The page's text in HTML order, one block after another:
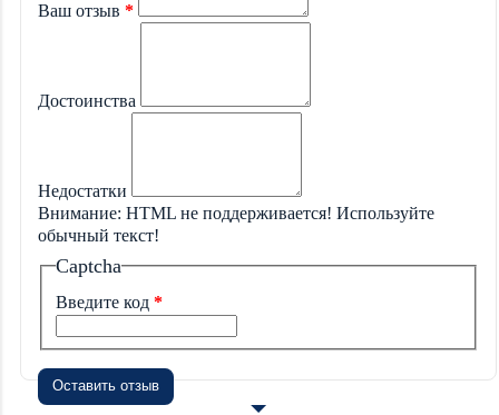
Ваш отзыв
Достоинства
Недостатки
Внимание: HTML не поддерживается! Используйте
обычный текст!
Captcha
Введите код
Оставить отзыв